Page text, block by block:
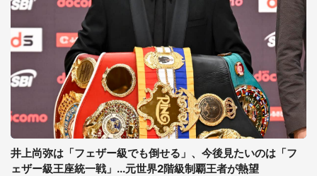
井上尚弥は「フェザー級でも倒せる」、今後見たいのは「フ
ェザー級王座統一戦」...元世界2階級制覇王者が熱望